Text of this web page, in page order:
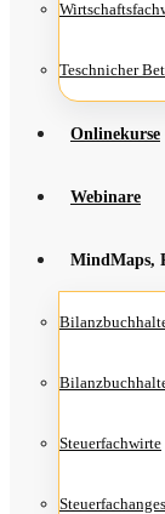
Teschni­cher
Online­kur­se
Web­i­na­re
Mind­Maps,
Steu­er­fach­wir­te